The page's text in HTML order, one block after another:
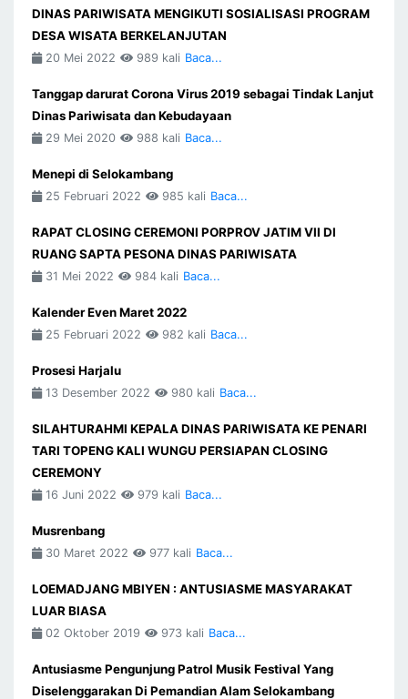
DINAS PARIWISATA MENGIKUTI SOSIALISASI PROGRAM
DESA WISATA BERKELANJUTAN
20 Mei 2022 989 kali Baca...
Tanggap darurat Corona Virus 2019 sebagai Tindak Lanjut
Dinas Pariwisata dan Kebudayaan
29 Mei 2020 988 kali Baca...
Menepi di Selokambang
25 Februari 2022 985 kali Baca...
RAPAT CLOSING CEREMONI PORPROV JATIM VII DI
RUANG SAPTA PESONA DINAS PARIWISATA
31 Mei 2022 984 kali Baca...
Kalender Even Maret 2022
25 Februari 2022 982 kali Baca...
Prosesi Harjalu
13 Desember 2022 980 kali Baca...
SILAHTURAHMI KEPALA DINAS PARIWISATA KE PENARI
TARI TOPENG KALI WUNGU PERSIAPAN CLOSING
CEREMONY
16 Juni 2022 979 kali Baca...
Musrenbang
30 Maret 2022 977 kali Baca...
LOEMADJANG MBIYEN : ANTUSIASME MASYARAKAT
LUAR BIASA
02 Oktober 2019 973 kali Baca...
Antusiasme Pengunjung Patrol Musik Festival Yang
Diselenggarakan Di Pemandian Alam Selokambang